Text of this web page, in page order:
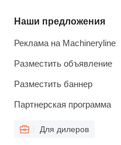
Наши предложения
Реклама на Machineryline
Разместить объявление
Разместить баннер
Партнерская программа
Для дилеров